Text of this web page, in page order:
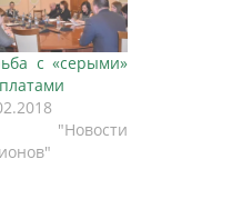
с «серыми»